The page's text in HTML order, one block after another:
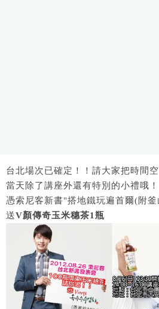
台北場次已確定！！請大家把時間空
當天除了講座外還有特別的小禮哦！
憑索尼客新書"搭地鐵玩遍首爾(附釜
送V顏傳奇玉米穗茶1瓶